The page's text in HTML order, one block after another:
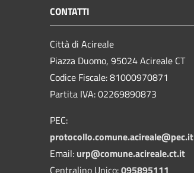
CONTATTI
Città di Acireale
Piazza Duomo, 95024 Acireale CT
Codice Fiscale: 81000970871
Partita IVA: 02269890873
PEC:
protocollo.comune.acireale@pec.it
Email: urp@comune.acireale.ct.it
Centralino Unico:095895111